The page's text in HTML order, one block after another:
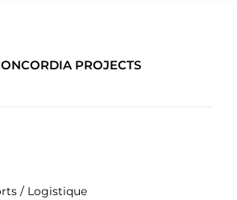
PROJECTS
/ Logistique